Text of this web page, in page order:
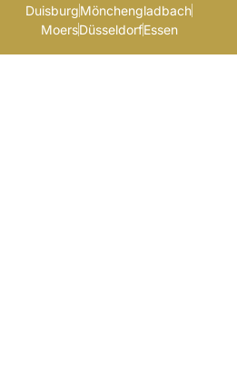
DuisburgMönchengladbach
MoersDüsseldorfEssen